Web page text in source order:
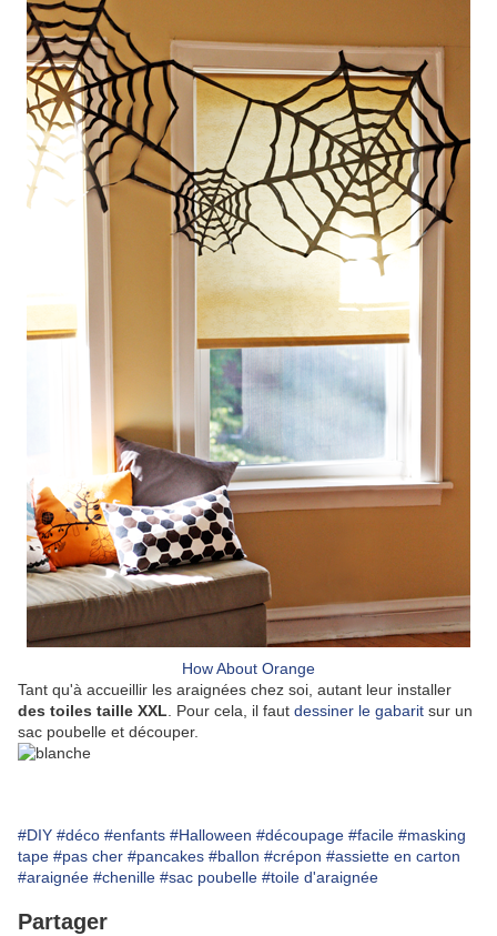
How About Orange
Tant qu'à accueillir les araignées chez soi, autant leur installer
des toiles taille XXL . Pour cela, il faut dessiner le gabarit sur un
sac poubelle et découper.
#DIY #déco #enfants #Halloween #découpage #facile #masking
tape #pas cher #pancakes #ballon #crépon #assiette en carton
#araignée #chenille #sac poubelle #toile d'araignée
Partager